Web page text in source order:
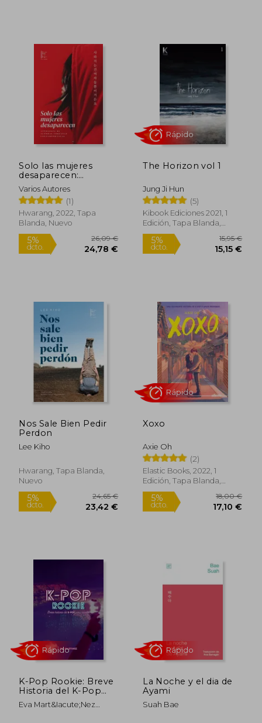
5%
dcto. 16,10 €
Rápido
5%
dcto.
Rápido
Solo las mujeres
desaparecen:
Antología de autoras
coreanas
contemporáneas
Varios Autores
(1)
Hwarang, 2022, Tapa
Blanda, Nuevo
5% 26,09 €
The Horizon vol 1
Jung Ji Hun
(5)
Kibook Ediciones 2021, 1
Edición, Tapa Blanda,
Nuevo
5%
Rápido
Nos Sale Bien Pedir
Perdon
Lee Kiho
Hwarang, Tapa Blanda,
Nuevo
Xoxo
Axie Oh
(2)
Elastic Books, 2022, 1
Edición, Tapa Blanda,
Nuevo
Rápido
K-Pop Rookie: Breve
Historia del K-Pop
Para Novatos
Eva Mart&Iacute;Nez
La Noche y el dia de
Ayami
Suah Bae